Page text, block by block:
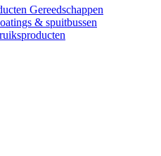
Gereedschappen
& spuitbussen